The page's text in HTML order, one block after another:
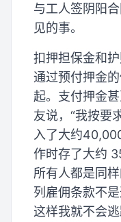
与工人签阴阳
见的事。
扣押担保金和
通过预付押金
起。支付押金
友说，“我按要
入了大约
作时存了大约
所有人都是同
列雇佣条款不
这样我就不会逃